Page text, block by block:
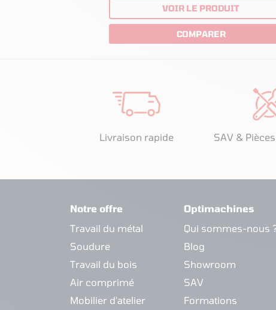
VOIR LE PRODUIT
COMPARER
Livraison rapide SAV &
Notre offre
Travail du métal
Soudure
Travail du bois
Air comprimé
Mobilier d'atelier
Optimachines
Qui sommes-nous
Blog
Showroom
SAV
Formations